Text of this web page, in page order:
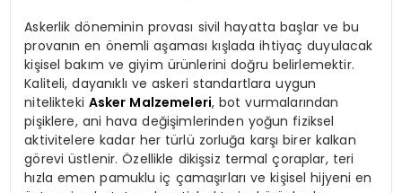
Askerlik döneminin provası sivil hayatta başlar ve bu
provanın en önemli aşaması kışlada ihtiyaç duyulacak
kişisel bakım ve giyim ürünlerini doğru belirlemektir.
Kaliteli, dayanıklı ve askeri standartlara uygun
nitelikteki Asker Malzemeleri, bot vurmalarından
pişiklere, ani hava değişimlerinden yoğun fiziksel
aktivitelere kadar her türlü zorluğa karşı birer kalkan
görevi üstlenir. Özellikle dikişsiz termal çoraplar, teri
hızla emen pamuklu iç çamaşırları ve kişisel hijyeni en